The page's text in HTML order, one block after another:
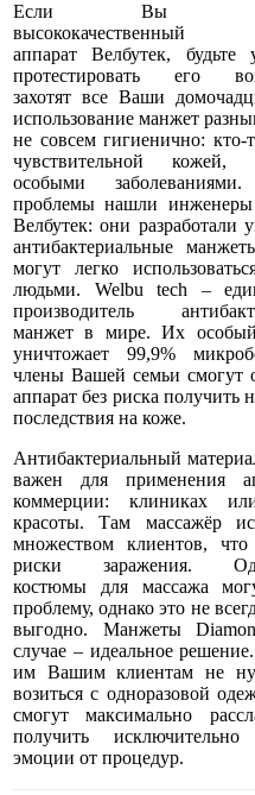
Если Вы
высококачественный
аппарат Велбутек, будьте
протестировать его
захотят все Ваши
использование манжет
не совсем гигиенично: кто-
чувствительной
особыми
проблемы нашли
Велбутек: они разработали
антибактериальные
могут легко
людьми. Welbu tech –
производитель
манжет в мире. Их особый
уничтожает 99,9%
члены Вашей семьи смогут
аппарат без риска получить
последствия на коже.
Антибактериальный
важен для применения
коммерции: клиниках
красоты. Там массажёр
множеством клиентов,
риски заражения.
костюмы для массажа
проблему, однако это не
выгодно. Манжеты
случае – идеальное
им Вашим клиентам не
возиться с одноразовой
смогут максимально
получить исключительно
эмоции от процедур.